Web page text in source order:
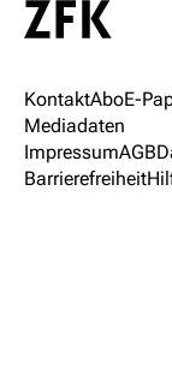
KontaktAboE-
Mediadaten
ImpressumAGB
Barrierefreiheit